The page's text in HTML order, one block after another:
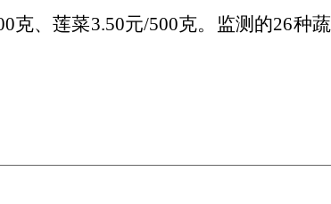
克、莲菜3.50元/500克。监测的26种